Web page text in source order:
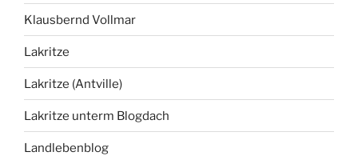
Klausbernd Vollmar
Lakritze
Lakritze (Antville)
Lakritze unterm Blogdach
Landlebenblog